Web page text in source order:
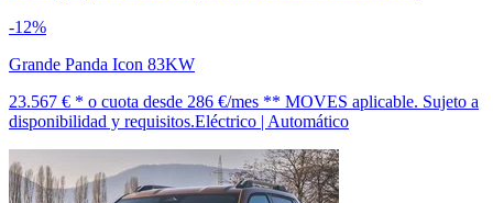
-12%
Grande Panda Icon 83KW
23.567 € * o cuota desde 286 €/mes ** MOVES aplicable. Sujeto a
disponibilidad y requisitos.Eléctrico | Automático